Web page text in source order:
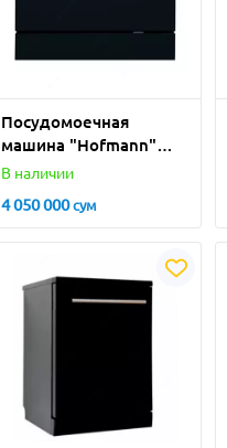
Посудомоечная
машина "Hofmann"
DW-C67BK/HF (Черная)
В наличии
4 050 000сум